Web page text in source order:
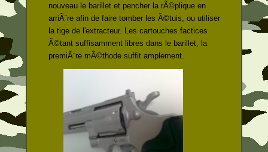
nouveau le barillet et pencher la rÃ©plique en
arriÃ¨re afin de faire tomber les Ã©tuis, ou utiliser
la tige de l'extracteur. Les cartouches factices
Ã©tant suffisamment libres dans le barillet, la
premiÃ¨re mÃ©thode suffit amplement.